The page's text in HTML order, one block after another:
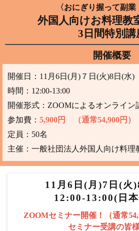
〈おにぎり握って副業
外国人向けお料理教
3日間特別講
開催概要
開催日：11月6日(月)７日(火)8日(水)
時間：12:00-13:00
開催形式：ZOOMによるオンライン
参加費： 5,900円 （通常54,900円）
定員：50名
主催：一般社団法人外国人向け料理
11月6日(月)7日(火
12:00-13:00(日本
ZOOMセミナー開催！（通常
セミナー受講の皆